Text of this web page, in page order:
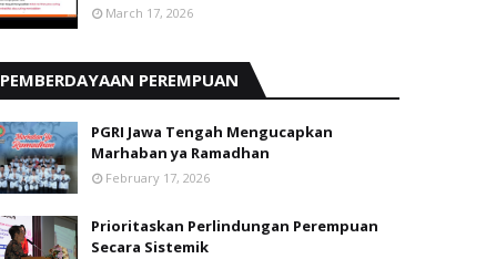
March 17, 2026
PEMBERDAYAAN PEREMPUAN
PGRI Jawa Tengah Mengucapkan
Marhaban ya Ramadhan
February 17, 2026
Prioritaskan Perlindungan Perempuan
Secara Sistemik